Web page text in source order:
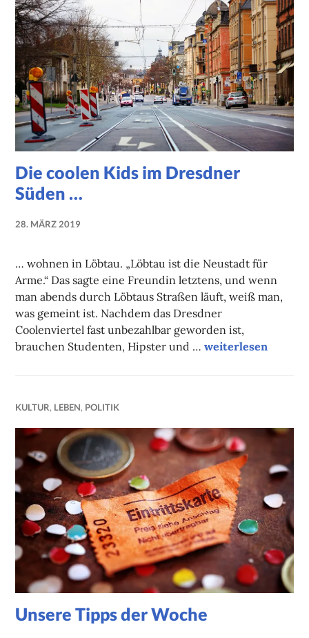
Die coolen Kids im Dresdner
Süden …
28. MÄRZ 2019
… wohnen in Löbtau. „Löbtau ist die Neustadt für
Arme.“ Das sagte eine Freundin letztens, und wenn
man abends durch Löbtaus Straßen läuft, weiß man,
was gemeint ist. Nachdem das Dresdner
Coolenviertel fast unbezahlbar geworden ist,
brauchen Studenten, Hipster und …Die coolen Kids im
weiterlesen
KULTUR, LEBEN, POLITIK
Unsere Tipps der Woche